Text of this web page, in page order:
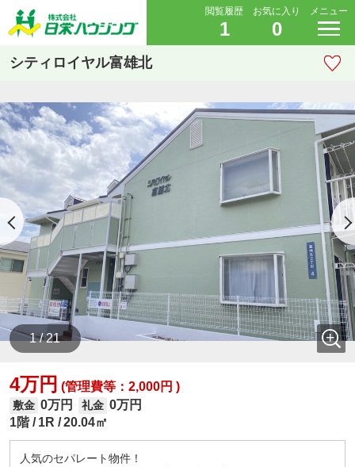
閲覧履歴
1
お気に入り
0
メニュー
シティロイヤル富雄北
1 / 21
4万円 (管理費等：2,000円 )
敷金 0万円 礼金 0万円
1階
1R 20.04㎡
人気のセパレート物件！